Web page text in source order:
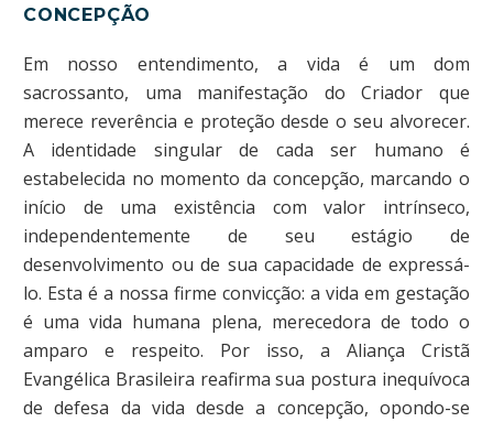
CONCEPÇÃO
Em nosso entendimento, a vida é um dom
sacrossanto, uma manifestação do Criador que
merece reverência e proteção desde o seu alvorecer.
A identidade singular de cada ser humano é
estabelecida no momento da concepção, marcando o
início de uma existência com valor intrínseco,
independentemente de seu estágio de
desenvolvimento ou de sua capacidade de expressá-
lo. Esta é a nossa firme convicção: a vida em gestação
é uma vida humana plena, merecedora de todo o
amparo e respeito. Por isso, a Aliança Cristã
Evangélica Brasileira reafirma sua postura inequívoca
de defesa da vida desde a concepção, opondo-se